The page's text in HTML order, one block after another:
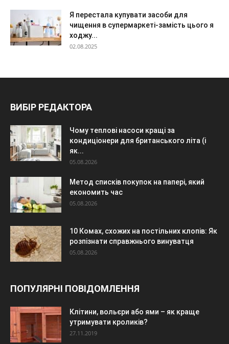
Я перестала купувати засоби для
чищення в супермаркеті-замість цього я
ходжу...
02.08.2025
ВИБІР РЕДАКТОРА
Чому теплові насоси кращі за
кондиціонери для британського літа (і
як...
05.08.2026
Метод списків покупок на папері, який
економить час
05.08.2026
10 Комах, схожих на постільних клопів: Як
розпізнати справжнього винуватця
05.08.2026
ПОПУЛЯРНІ ПОВІДОМЛЕННЯ
Клітини, вольєри або ями – як краще
утримувати кроликів?
27.11.2019